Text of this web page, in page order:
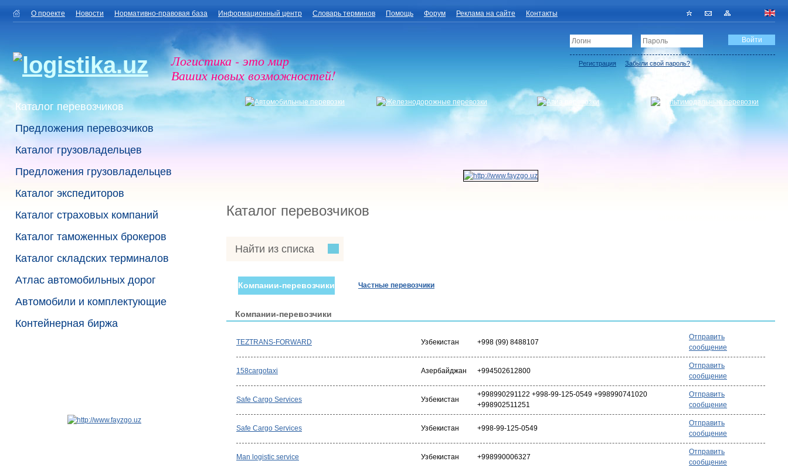
О проекте Новости Нормативно-правовая база Информационный центр Словарь терминов Помощь Форум Реклама на сайте Контакты
Логистика - это мир
Ваших новых возможностей!
Регистрация Забыли свой пароль?
Каталог перевозчиков
Предложения перевозчиков
Каталог грузовладельцев
Предложения грузовладельцев
Каталог экспедиторов
Каталог страховых компаний
Каталог таможенных брокеров
Каталог складских терминалов
Атлас автомобильных дорог
Автомобили и комплектующие
Контейнерная биржа
Каталог перевозчиков
Найти из списка
Компании-перевозчики Частные перевозчики
Компании-перевозчики
TEZTRANS-FORWARD Узбекистан +998 (99) 8488107
Отправить
сообщение
158cargotaxi Азербайджан +994502612800
Отправить
сообщение
Safe Cargo Services Узбекистан
+998990291122 +998-99-125-0549 +998990741020
+998902511251
Отправить
сообщение
Safe Cargo Services Узбекистан +998-99-125-0549
Отправить
сообщение
Man logistic service Узбекистан +998990006327
Отправить
сообщение